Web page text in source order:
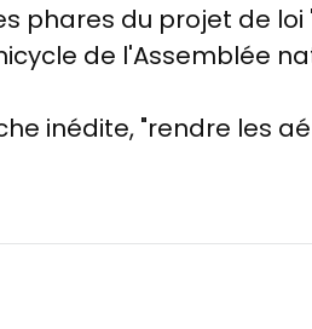
phares du projet de loi
de l'Assemblée
inédite, "rendre les